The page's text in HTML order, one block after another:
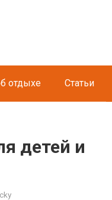
отдыхе Статьи
детей и